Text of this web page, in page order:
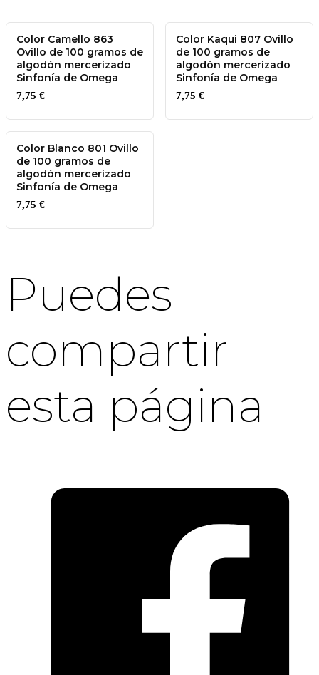
Color Camello 863
Ovillo de 100 gramos de
algodón mercerizado
Sinfonía de Omega
7,75 €
Color Kaqui 807 Ovillo
de 100 gramos de
algodón mercerizado
Sinfonía de Omega
7,75 €
Color Blanco 801 Ovillo
de 100 gramos de
algodón mercerizado
Sinfonía de Omega
7,75 €
Puedes
compartir
esta página